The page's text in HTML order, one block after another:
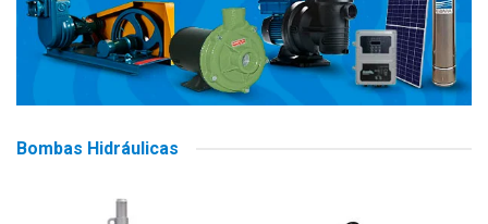
Bombas Hidráulicas